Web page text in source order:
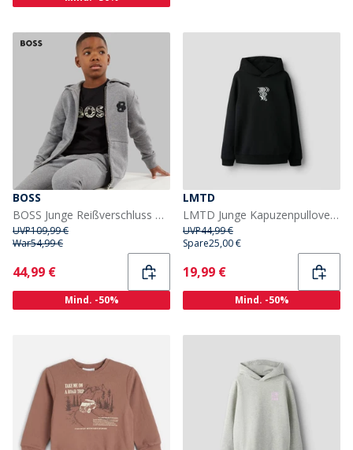
BOSS
BOSS Junge Reißverschluss Hoodie Heather Grey
UVP109,99 €
War54,99 €
Current
44,99 €
Mind. -50%
LMTD
LMTD Junge Kapuzenpullover Schwarz
UVP44,99 €
Spare25,00 €
Current
19,99 €
Mind. -50%